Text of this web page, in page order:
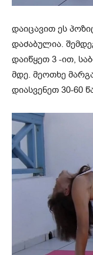
დაიცავით ეს
დაძაბულია.
დაიწყეთ 3 -ით,
მდე. მეოთხე
დიასვენეთ 30-60